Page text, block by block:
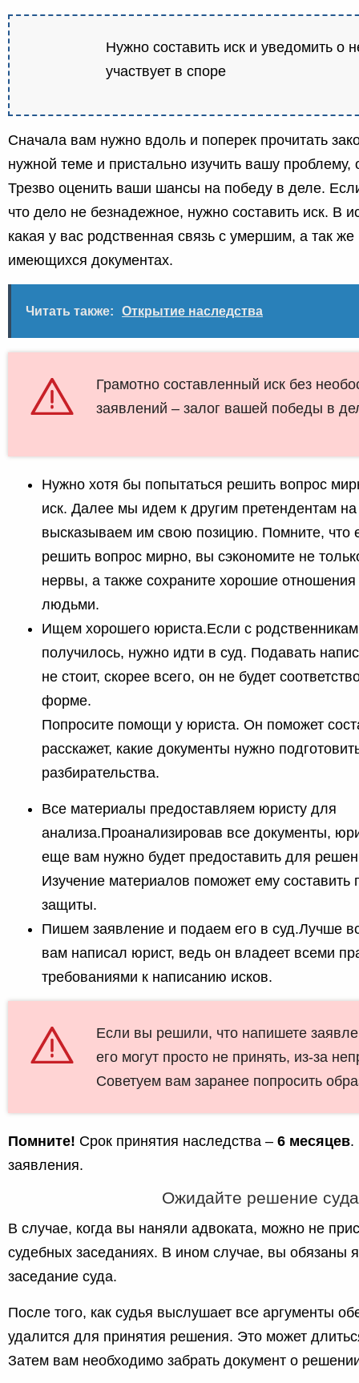
Нужно составить иск и уведомить о
участвует в споре
Сначала вам нужно вдоль и поперек прочитать
нужной теме и пристально изучить вашу проблему,
Трезво оценить ваши шансы на победу в деле.
что дело не безнадежное, нужно составить иск. В
какая у вас родственная связь с умершим, а так же
имеющихся документах.
Читать также: Открытие наследства
Грамотно составленный иск без
заявлений – залог вашей победы в
Нужно хотя бы попытаться решить вопрос
иск. Далее мы идем к другим претендентам
высказываем им свою позицию. Помните, что
решить вопрос мирно, вы сэкономите не
нервы, а также сохраните хорошие
людьми.
Ищем хорошего юриста.Если с
получилось, нужно идти в суд. Подавать
не стоит, скорее всего, он не будет
форме.
Попросите помощи у юриста. Он поможет
расскажет, какие документы нужно
разбирательства.
Все материалы предоставляем юристу для
анализа.Проанализировав все документы,
еще вам нужно будет предоставить для
Изучение материалов поможет ему
защиты.
Пишем заявление и подаем его в суд.Лучше
вам написал юрист, ведь он владеет всеми
требованиями к написанию исков.
Если вы решили, что напишете
его могут просто не принять, из-за
Советуем вам заранее попросить
Помните! Срок принятия наследства – 6 месяцев.
заявления.
Ожидайте решение суда
В случае, когда вы наняли адвоката, можно не
судебных заседаниях. В ином случае, вы обязаны
заседание суда.
После того, как судья выслушает все аргументы
удалится для принятия решения. Это может
Затем вам необходимо забрать документ о